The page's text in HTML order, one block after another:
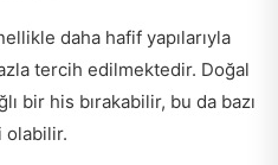
daha hafif yapılarıyla
tercih edilmektedir. Doğal
bir his bırakabilir, bu da bazı
olabilir.